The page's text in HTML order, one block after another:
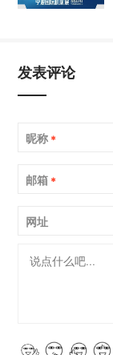
发表评论
昵称 *
邮箱 *
网址